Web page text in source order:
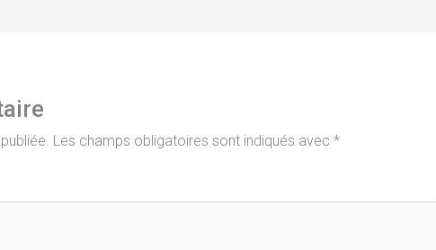
Les champs obligatoires sont indiqués avec *